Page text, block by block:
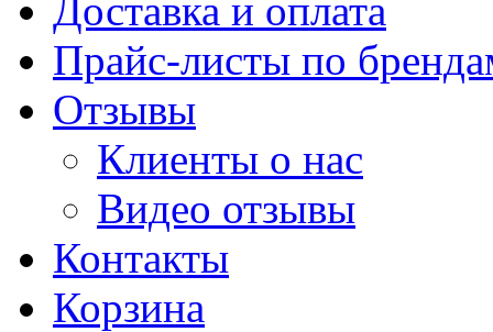
Доставка и оплата
Прайс-листы по
Отзывы
Клиенты о нас
Видео отзывы
Контакты
Корзина